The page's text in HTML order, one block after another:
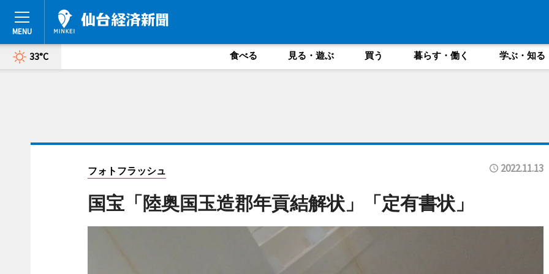
33°C 食べる 見る・遊ぶ 買う 暮らす・働く 学ぶ・知る
フォトフラッシュ 2022.11.13
国宝「陸奥国玉造郡年貢結解状」「定有書状」